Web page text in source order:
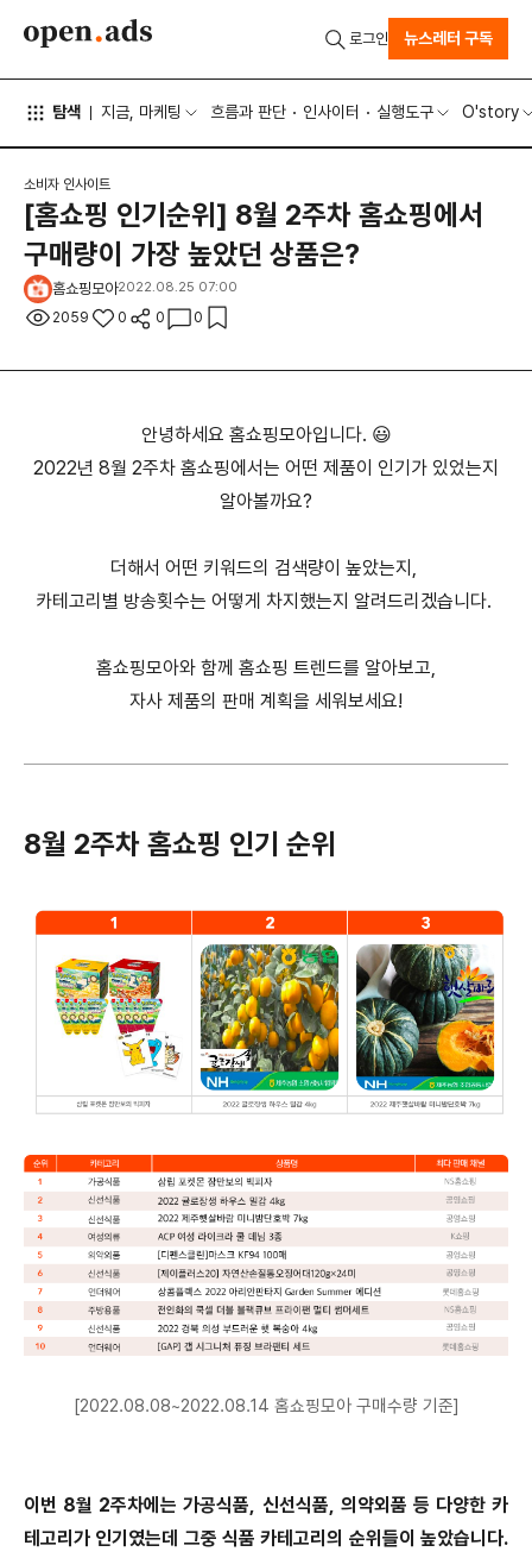
탐색 지금, 마케팅 흐름과 판단 인사이터 실행도구 O'story
로그인 뉴스레터 구독
소비자 인사이트
[홈쇼핑 인기순위] 8월 2주차 홈쇼핑에서
구매량이 가장 높았던 상품은?
홈쇼핑모아2022.08.25 07:00
2059 0 0 0
안녕하세요 홈쇼핑모아입니다. 😃
2022년 8월 2주차 홈쇼핑에서는 어떤 제품이 인기가 있었는지
알아볼까요?
더해서 어떤 키워드의 검색량이 높았는지,
카테고리별 방송횟수는 어떻게 차지했는지 알려드리겠습니다.
홈쇼핑모아와 함께 홈쇼핑 트렌드를 알아보고,
자사 제품의 판매 계획을 세워보세요!
8월 2주차 홈쇼핑 인기 순위
[2022.08.08~2022.08.14 홈쇼핑모아 구매수량 기준]
이번 8월 2주차에는 가공식품, 신선식품, 의약외품 등 다양한 카
테고리가 인기였는데 그중 식품 카테고리의 순위들이 높았습니다.